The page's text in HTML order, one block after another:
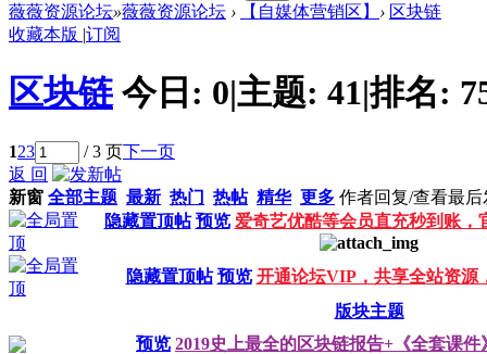
薇薇资源论坛»薇薇资源论坛 › 【自媒体营销区】 › 区块链
收藏本版 |订阅
区块链 今日: 0|主题: 41|排名:
123 / 3 页下一页
返 回
新窗 全部主题 最新 热门 热帖 精华 更多 作者回复/查看最后
隐藏置顶帖 预览 爱奇艺优酷等会员直充秒到账，
隐藏置顶帖 预览 开通论坛VIP，共享全站资源
版块主题
预览 2019史上最全的区块链报告+《全套课件